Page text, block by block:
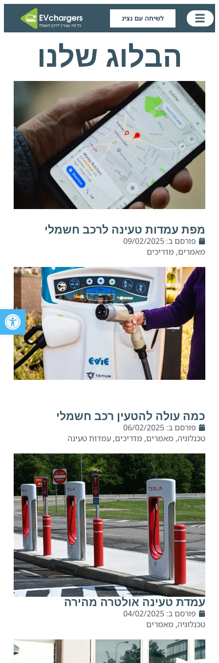
פתח
לשיחה עם נציג
הבלוג שלנו
מפת עמדות טעינה לרכב חשמלי
פורסם ב: 09/02/2025
מאמרים, מדריכים
כמה עולה להטעין רכב חשמלי
פורסם ב: 06/02/2025
טכנלוגיה, מאמרים, מדריכים, עמדות טעינה
עמדת טעינה אולטרה מהירה
פורסם ב: 04/02/2025
טכנלוגיה, מאמרים